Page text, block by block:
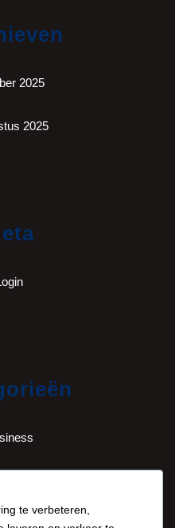
2025
2025
te verbeteren,